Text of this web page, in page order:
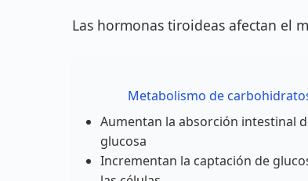
Las hormonas tiroideas afectan el
Metabolismo de
Aumentan la absorción intestinal
glucosa
Incrementan la captación de